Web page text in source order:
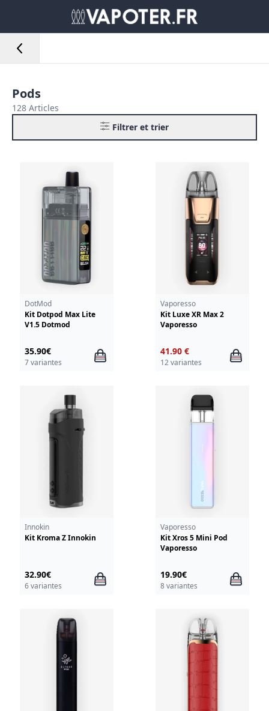
Pods
128 Articles
Filtrer et trier
DotMod
Kit Dotpod Max Lite
V1.5 Dotmod
35.90€
7 variantes
Vaporesso
Kit Luxe XR Max 2
Vaporesso
41.90 €
12 variantes
Innokin
Kit Kroma Z Innokin
32.90€
6 variantes
Vaporesso
Kit Xros 5 Mini Pod
Vaporesso
19.90€
8 variantes